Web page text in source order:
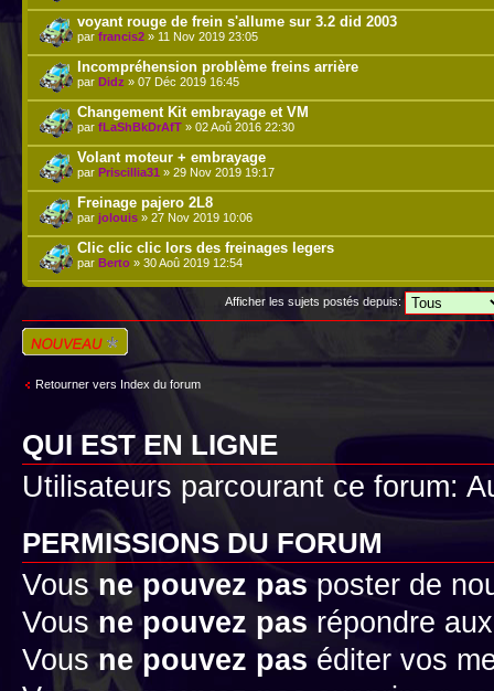
voyant rouge de frein s'allume sur 3.2 did 2003
par francis2 » 11 Nov 2019 23:05
Incompréhension problème freins arrière
par Didz » 07 Déc 2019 16:45
Changement Kit embrayage et VM
par fLaShBkDrAfT » 02 Aoû 2016 22:30
Volant moteur + embrayage
par Priscillia31 » 29 Nov 2019 19:17
Freinage pajero 2L8
par jolouis » 27 Nov 2019 10:06
Clic clic clic lors des freinages legers
par Berto » 30 Aoû 2019 12:54
Afficher les sujets postés depuis:
Écrire un nouveau
sujet
Retourner vers Index du forum
QUI EST EN LIGNE
Utilisateurs parcourant ce forum:
PERMISSIONS DU FORUM
Vousne pouvez pas poster de
Vousne pouvez pas répondre
Vousne pouvez pas éditer vos